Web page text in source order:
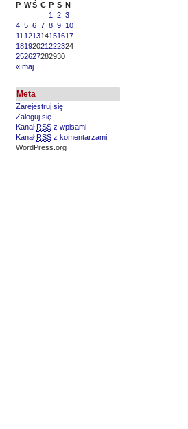
P WŚ C P S N
« maj
1 2 3
4 5 6 7 8 9 10
11121314151617
18192021222324
252627282930
Meta
Zarejestruj się
Zaloguj się
Kanał RSSz wpisami
Kanał RSSz komentarzami
WordPress.org